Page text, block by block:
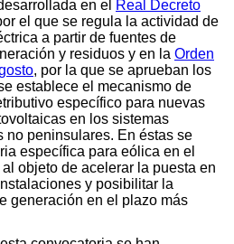
en el Real Decreto
el que se regula la actividad de
a partir de fuentes de
y residuos y en la Orden
, por la que se aprueban los
establece el mecanismo de
específico para nuevas
en los sistemas
no peninsulares. En éstas se
específica para eólica en el
objeto de acelerar la puesta en
y posibilitar la
generación en el plazo más